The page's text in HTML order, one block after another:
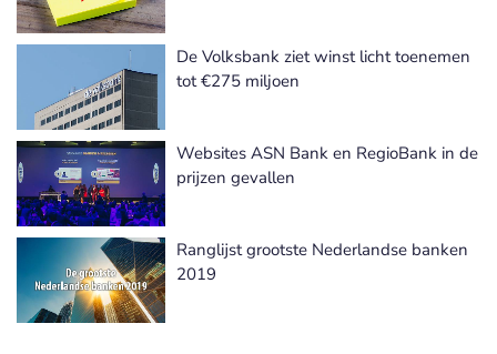
De Volksbank ziet winst licht toenemen
tot €275 miljoen
Websites ASN Bank en RegioBank in de
prijzen gevallen
Ranglijst grootste Nederlandse banken
2019